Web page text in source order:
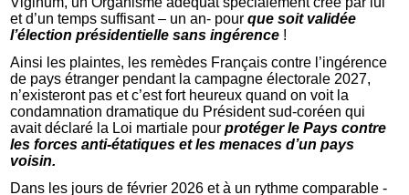
et d’un temps suffisant – un an- pourque soit validée
l’élection présidentielle sans ingérence !
Ainsi les plaintes, les remèdes Français contre l’ingérence
de pays étranger pendant la campagne électorale 2027,
n’existeront pas et c’est fort heureux quand on voit la
condamnation dramatique du Président sud-coréen qui
avait déclaré la Loi martiale pourprotéger le Pays contre
les forces anti-étatiques et les menaces d’un pays
voisin.
Dans les jours de février 2026 et à un rythme comparable -